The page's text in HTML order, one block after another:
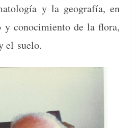
y la geografía, en
conocimien­to de la flo­ra,
el suelo.